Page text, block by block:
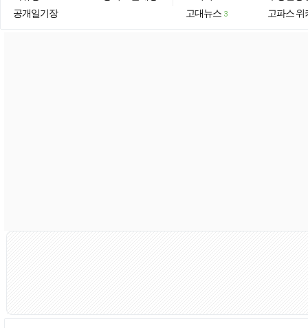
공개일기장 고대뉴스 3
고파스 위